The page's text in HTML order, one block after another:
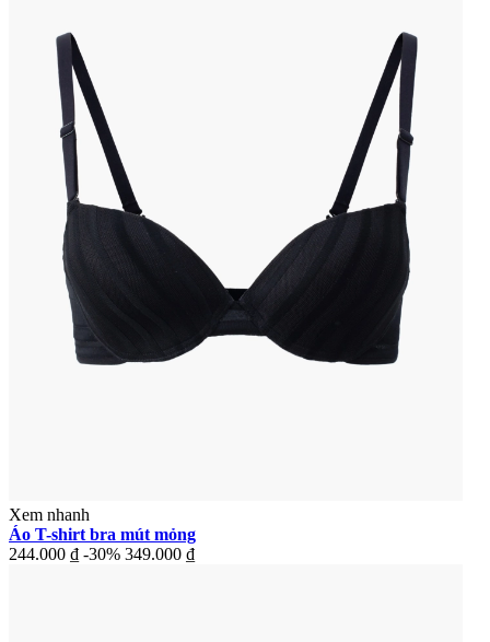
Xem nhanh
Áo T-shirt bra mút mỏng
244.000 ₫ -30% 349.000 ₫